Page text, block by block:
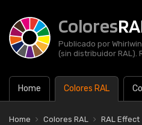
Colores
Publicado por
(sin distribuidor RAL).
Home Colores RAL
Home Colores RAL RAL Effect